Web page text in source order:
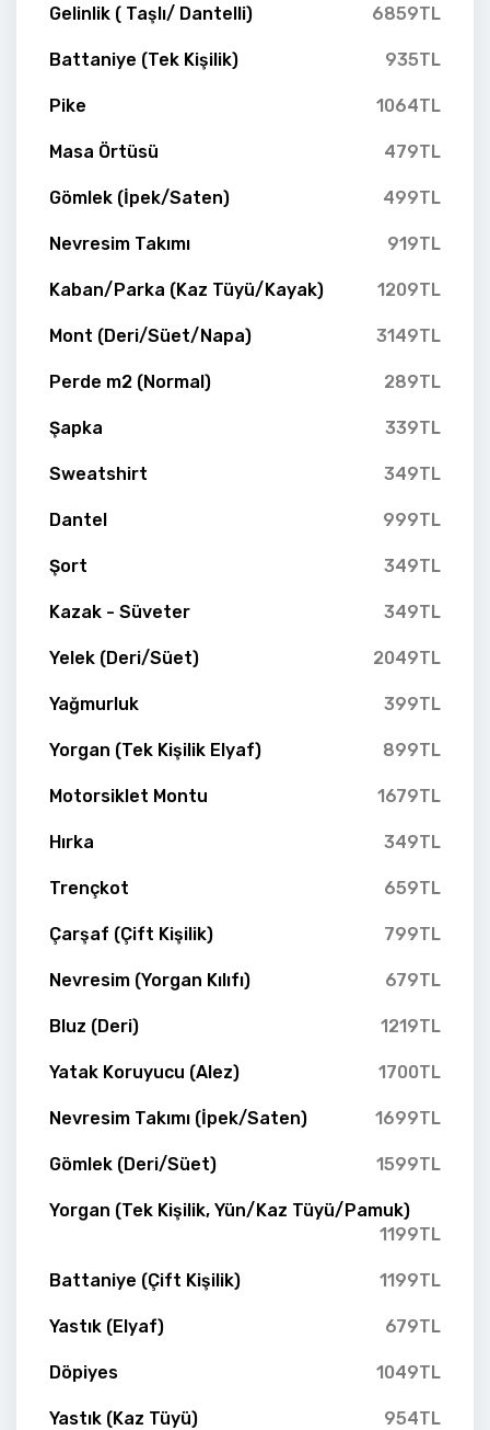
Gelinlik ( Taşlı/ Dantelli) 6859TL
Battaniye (Tek Kişilik) 935TL
Pike 1064TL
Masa Örtüsü 479TL
Gömlek (İpek/Saten) 499TL
Nevresim Takımı 919TL
Kaban/Parka (Kaz Tüyü/Kayak) 1209TL
Mont (Deri/Süet/Napa) 3149TL
Perde m2 (Normal) 289TL
Şapka 339TL
Sweatshirt 349TL
Dantel 999TL
Şort 349TL
Kazak - Süveter 349TL
Yelek (Deri/Süet) 2049TL
Yağmurluk 399TL
Yorgan (Tek Kişilik Elyaf) 899TL
Motorsiklet Montu 1679TL
Hırka 349TL
Trençkot 659TL
Çarşaf (Çift Kişilik) 799TL
Nevresim (Yorgan Kılıfı) 679TL
Bluz (Deri) 1219TL
Yatak Koruyucu (Alez) 1700TL
Nevresim Takımı (İpek/Saten) 1699TL
Gömlek (Deri/Süet) 1599TL
Yorgan (Tek Kişilik, Yün/Kaz Tüyü/Pamuk)
1199TL
Battaniye (Çift Kişilik) 1199TL
Yastık (Elyaf) 679TL
Döpiyes 1049TL
Yastık (Kaz Tüyü) 954TL